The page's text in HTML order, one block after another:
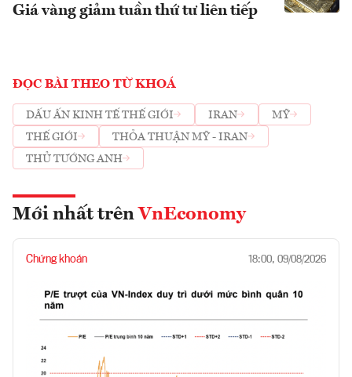
Giá vàng giảm tuần thứ tư liên tiếp
ĐỌC BÀI THEO TỪ KHOÁ
DẤU ẤN KINH TẾ THẾ GIỚI IRAN
MỸ
THẾ GIỚI
THỎA THUẬN MỸ - IRAN
THỦ TƯỚNG ANH
Mới nhất trên VnEconomy
Chứng khoán 18:00, 09/08/2026